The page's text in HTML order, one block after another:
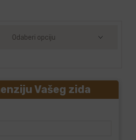
Vašeg zida